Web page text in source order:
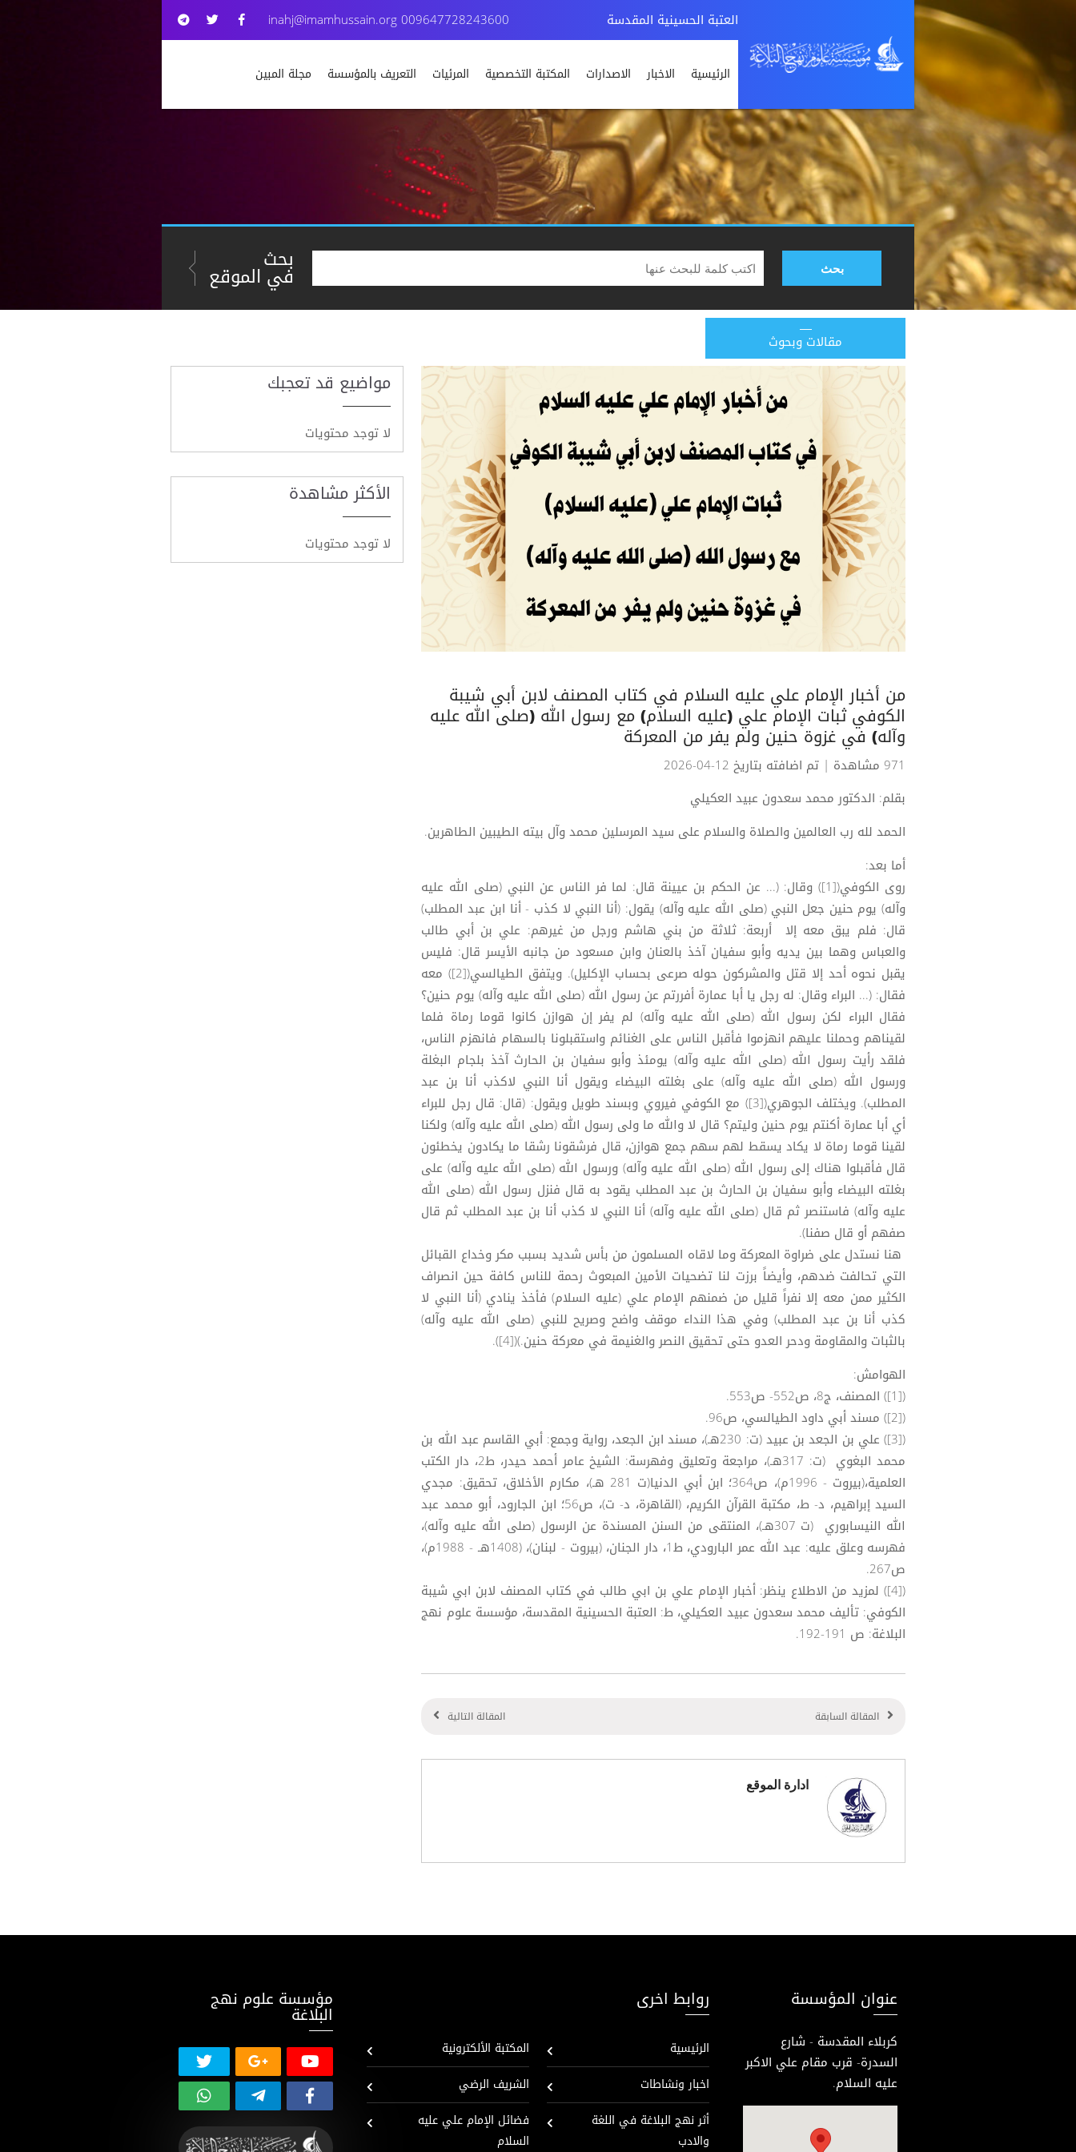
العتبة الحسينية المقدسة 009647728243600
inahj@imamhussain.org
الرئيسية الاخبار الاصدارات المكتبة التخصصية المرئيات التعريف بالمؤسسة مجلة المبين
بحث بحث
في الموقع
مقالات وبحوث
من أخبار الإمام علي عليه السلام في كتاب المصنف لابن أبي شيبة
الكوفي ثبات الإمام علي (عليه السلام) مع رسول الله (صلى الله عليه
وآله) في غزوة حنين ولم يفر من المعركة
971 مشاهدة
| تم اضافته بتاريخ 12-04-2026
بقلم: الدكتور محمد سعدون عبيد العكيلي
الحمد لله رب العالمين والصلاة والسلام على سيد المرسلين محمد وآل بيته الطيبين الطاهرين.
أما بعد:
روى الكوفي([1]) وقال: (... عن الحكم بن عيينة قال: لما فر الناس عن النبي (صلى الله عليه
وآله) يوم حنين جعل النبي (صلى الله عليه وآله) يقول: (أنا النبي لا كذب - أنا ابن عبد المطلب)
قال: فلم يبق معه إلا أربعة: ثلاثة من بني هاشم ورجل من غيرهم: علي بن أبي طالب
والعباس وهما بين يديه وأبو سفيان آخذ بالعنان وابن مسعود من جانبه الأيسر قال: فليس
يقبل نحوه أحد إلا قتل والمشركون حوله صرعى بحساب الإكليل). ويتفق الطيالسي([2]) معه
فقال: (... البراء وقال: له رجل يا أبا عمارة أفررتم عن رسول الله (صلى الله عليه وآله) يوم حنين؟
فقال البراء لكن رسول الله (صلى الله عليه وآله) لم يفر إن هوازن كانوا قوما رماة فلما
لقيناهم وحملنا عليهم انهزموا فأقبل الناس على الغنائم واستقبلونا بالسهام فانهزم الناس،
فلقد رأيت رسول الله (صلى الله عليه وآله) يومئذ وأبو سفيان بن الحارث آخذ بلجام البغلة
ورسول الله (صلى الله عليه وآله) على بغلته البيضاء ويقول أنا النبي لاكذب أنا بن عبد
المطلب). ويختلف الجوهري([3]) مع الكوفي فيروي وبسند طويل ويقول: (قال: قال رجل للبراء
أي أبا عمارة أكنتم يوم حنين وليتم؟ قال لا والله ما ولى رسول الله (صلى الله عليه وآله) ولكنا
لقينا قوما رماة لا يكاد يسقط لهم سهم جمع هوازن، قال فرشقونا رشقا ما يكادون يخطئون
قال فأقبلوا هناك إلى رسول الله (صلى الله عليه وآله) ورسول الله (صلى الله عليه وآله) على
بغلته البيضاء وأبو سفيان بن الحارث بن عبد المطلب يقود به قال فنزل رسول الله (صلى الله
عليه وآله) فاستنصر ثم قال (صلى الله عليه وآله) أنا النبي لا كذب أنا بن عبد المطلب ثم قال
صفهم أو قال صفنا).
هنا نستدل على ضراوة المعركة وما لاقاه المسلمون من بأس شديد بسبب مكر وخداع القبائل
التي تحالفت ضدهم، وأيضاً برزت لنا تضحيات الأمين المبعوث رحمة للناس كافة حين انصراف
الكثير ممن معه إلا نفراً قليل من ضمنهم الإمام علي (عليه السلام) فأخذ ينادي (أنا النبي لا
كذب أنا بن عبد المطلب) وفي هذا النداء موقف واضح وصريح للنبي (صلى الله عليه وآله)
بالثبات والمقاومة ودحر العدو حتى تحقيق النصر والغنيمة في معركة حنين.)([4]).
الهوامش:
([1]) المصنف، ج8، ص552- ص553.
([2]) مسند أبي داود الطيالسي، ص96.
([3]) علي بن الجعد بن عبيد (ت: 230هـ)، مسند ابن الجعد، رواية وجمع: أبي القاسم عبد الله بن
محمد البغوي (ت: 317هـ)، مراجعة وتعليق وفهرسة: الشيخ عامر أحمد حيدر، ط2، دار الكتب
العلمية،(بيروت - 1996م)، ص364؛ ابن أبي الدنيا(ت 281 هـ)، مكارم الأخلاق، تحقيق: مجدي
السيد إبراهيم، د- ط، مكتبة القرآن الكريم، (القاهرة، د- ت)، ص56؛ ابن الجارود، أبو محمد عبد
الله النيسابوري (ت 307هـ)، المنتقى من السنن المسندة عن الرسول (صلى الله عليه وآله)،
فهرسه وعلق عليه: عبد الله عمر البارودي، ط1، دار الجنان، (بيروت - لبنان)، (1408هـ - 1988م)،
ص267.
([4]) لمزيد من الاطلاع ينظر: أخبار الإمام علي بن ابي طالب في كتاب المصنف لابن ابي شيبة
الكوفي: تأليف محمد سعدون عبيد العكيلي، ط: العتبة الحسينية المقدسة، مؤسسة علوم نهج
البلاغة: ص 191-192.
المقالة السابقة المقالة التالية
ادارة الموقع
مواضيع قد تعجبك
لا توجد محتويات
الأكثر مشاهدة
لا توجد محتويات
عنوان المؤسسة
كربلاء المقدسة - شارع
السدرة- قرب مقام علي الاكبر
عليه السلام.
روابط اخرى
الرئيسية
اخبار ونشاطات
أثر نهج البلاغة في اللغة
والادب
المكتبة الألكترونية
الشريف الرضي
فضائل الإمام علي عليه
السلام
مؤسسة علوم نهج
البلاغة